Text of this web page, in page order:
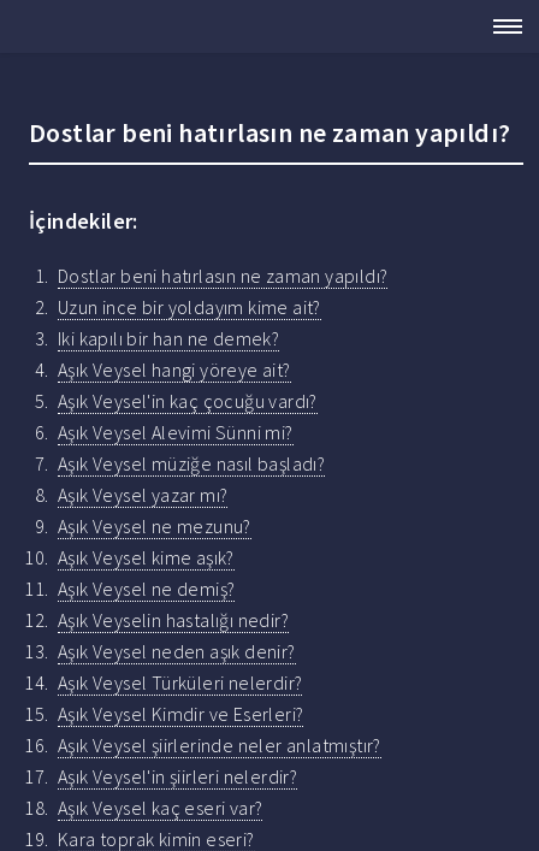
Dostlar beni hatırlasın ne zaman yapıldı?
İçindekiler:
Dostlar beni hatırlasın ne zaman yapıldı?
Uzun ince bir yoldayım kime ait?
Iki kapılı bir han ne demek?
Aşık Veysel hangi yöreye ait?
Aşık Veysel'in kaç çocuğu vardı?
Aşık Veysel Alevimi Sünni mi?
Aşık Veysel müziğe nasıl başladı?
Aşık Veysel yazar mı?
Aşık Veysel ne mezunu?
Aşık Veysel kime aşık?
Aşık Veysel ne demiş?
Aşık Veyselin hastalığı nedir?
Aşık Veysel neden aşık denir?
Aşık Veysel Türküleri nelerdir?
Aşık Veysel Kimdir ve Eserleri?
Aşık Veysel şiirlerinde neler anlatmıştır?
Aşık Veysel'in şiirleri nelerdir?
Aşık Veysel kaç eseri var?
Kara toprak kimin eseri?